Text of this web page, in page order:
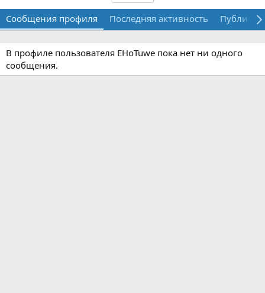
Сообщения профиля Последняя активность
В профиле пользователя EHoTuwe пока нет ни одного
сообщения.